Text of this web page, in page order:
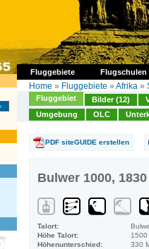
Fluggebiete Flugschulen
Home » Fluggebiete » Afrika »
Fluggebiet Bilder (12)
Umgebung
OLC
PDF siteGUIDE erstellen
Bulwer 1000,
Talort:
Höhe Talort:
1500
Höhenunterschied:
330